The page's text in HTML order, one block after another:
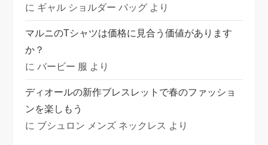
に ギャル ショルダー バッグ より
マルニのTシャツは価格に見合う価値があります
か？
にバービー 服 より
ディオールの新作ブレスレットで春のファッショ
ンを楽しもう
に ブシュロン メンズ ネックレス より